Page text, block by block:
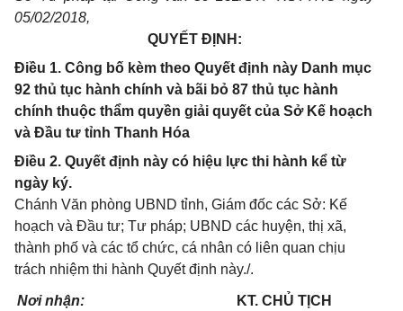
05/02/2018,
QUYẾT ĐỊNH:
Điều 1. Công bố kèm theo Quyết định này Danh mục
92 thủ tục hành chính và bãi bỏ 87 thủ tục hành
chính thuộc thẩm quyền giải quyết của Sở Kế hoạch
và Đầu tư tỉnh Thanh Hóa
Điều 2. Quyết định này có hiệu lực thi hành kể từ
ngày ký.
Chánh Văn phòng UBND tỉnh, Giám đốc các Sở: Kế
hoạch và Đầu tư; Tư pháp; UBND các huyện, thị xã,
thành phố và các tổ chức, cá nhân có liên quan chịu
trách nhiệm thi hành Quyết định này./.
Nơi nhận:
KT. CHỦ TỊCH